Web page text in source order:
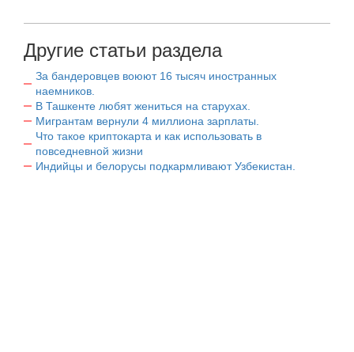
Другие статьи раздела
За бандеровцев воюют 16 тысяч иностранных
наемников.
В Ташкенте любят жениться на старухах.
Мигрантам вернули 4 миллиона зарплаты.
Что такое криптокарта и как использовать в
повседневной жизни
Индийцы и белорусы подкармливают Узбекистан.